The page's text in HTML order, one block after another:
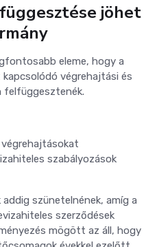
jöhet
eleme, hogy a
végrehajtási és
felfüggesztenék.
végrehajtásokat
szabályozások
szünetelnének, amíg a
szerződések
mögött az áll, hogy